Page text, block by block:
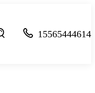
15565444614